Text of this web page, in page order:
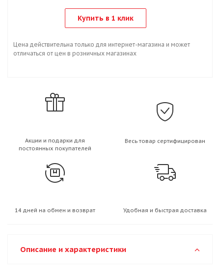
Купить в 1 клик
Цена действительна только для интернет-магазина и может
отличаться от цен в розничных магазинах
Акции и подарки для
постоянных покупателей
Весь товар сертифицирован
14 дней на обмен и возврат Удобная и быстрая доставка
Описание и характеристики